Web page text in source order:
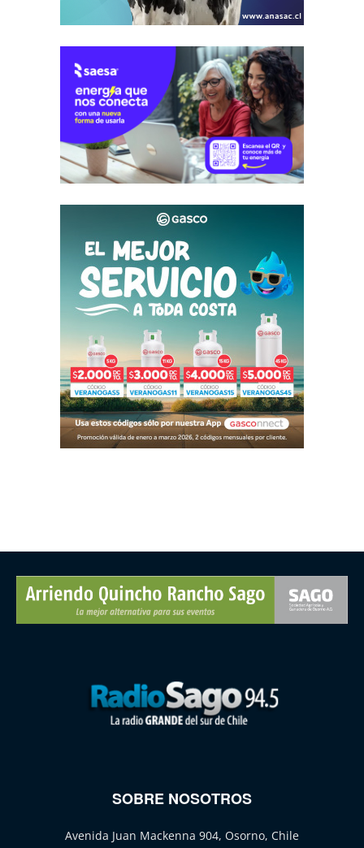
SOBRE NOSOTROS
Avenida Juan Mackenna 904, Osorno, Chile